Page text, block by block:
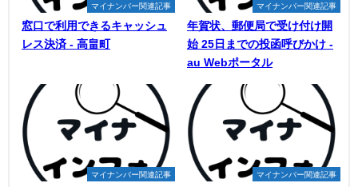
マイナンバー関連記事
窓口で利用できるキャッシュ
レス決済 - 高畠町
マイナンバー関連記事
年賀状、郵便局で受け付け開
始 25日までの投函呼びかけ -
au Webポータル
マイナンバー関連記事 マイナンバー関連記事